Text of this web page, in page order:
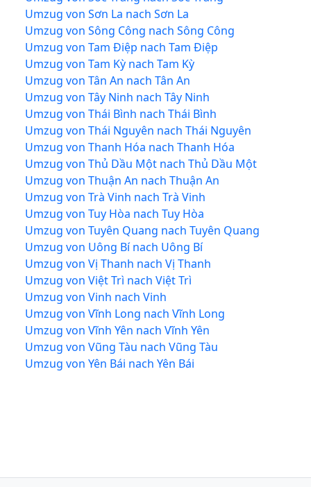
Umzug von Sơn La nach Sơn La
Umzug von Sông Công nach Sông Công
Umzug von Tam Điệp nach Tam Điệp
Umzug von Tam Kỳ nach Tam Kỳ
Umzug von Tân An nach Tân An
Umzug von Tây Ninh nach Tây Ninh
Umzug von Thái Bình nach Thái Bình
Umzug von Thái Nguyên nach Thái Nguyên
Umzug von Thanh Hóa nach Thanh Hóa
Umzug von Thủ Dầu Một nach Thủ Dầu Một
Umzug von Thuận An nach Thuận An
Umzug von Trà Vinh nach Trà Vinh
Umzug von Tuy Hòa nach Tuy Hòa
Umzug von Tuyên Quang nach Tuyên Quang
Umzug von Uông Bí nach Uông Bí
Umzug von Vị Thanh nach Vị Thanh
Umzug von Việt Trì nach Việt Trì
Umzug von Vinh nach Vinh
Umzug von Vĩnh Long nach Vĩnh Long
Umzug von Vĩnh Yên nach Vĩnh Yên
Umzug von Vũng Tàu nach Vũng Tàu
Umzug von Yên Bái nach Yên Bái